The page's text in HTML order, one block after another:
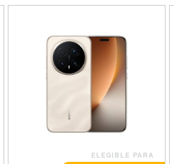
ELEGIBLE PARA